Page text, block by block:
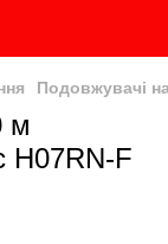
Подовжувачі
м
H07RN-F